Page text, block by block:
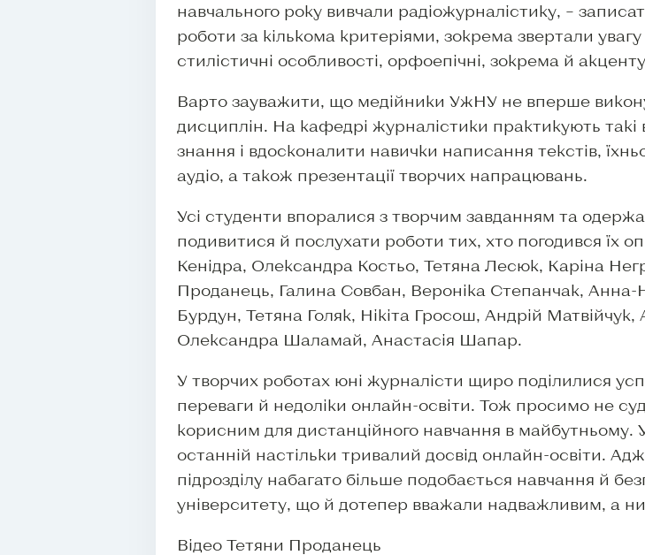
навчального року вивчали радіожурналістику, –
роботи за кількома критеріями, зокрема звертали
стилістичні особливості, орфоепічні, зокрема й
Варто зауважити, що медійники УжНУ не вперше
дисциплін. На кафедрі журналістики практикують такі
знання і вдосконалити навички написання текстів,
аудіо, а також презентації творчих напрацювань.
Усі студенти впоралися з творчим завданням та
подивитися й послухати роботи тих, хто погодився їх
Кенідра, Олександра Костьо, Тетяна Лесюк, Каріна
Проданець, Галина Совбан, Вероніка Степанчак, Анна-
Бурдун, Тетяна Голяк, Нікіта Гросош, Андрій
Олександра Шаламай, Анастасія Шапар.
У творчих роботах юні журналісти щиро поділилися
переваги й недоліки онлайн-освіти. Тож просимо не
корисним для дистанційного навчання в майбутньому.
останній настільки тривалий досвід онлайн-освіти.
підрозділу набагато більше подобається навчання й
університету, що й дотепер вважали надважливим, а
Відео Тетяни Проданець